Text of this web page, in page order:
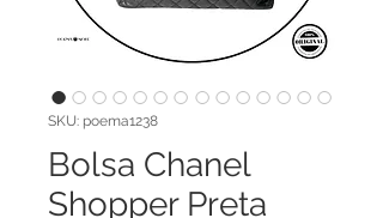
SKU: poema1238
Bolsa Chanel
Shopper Preta